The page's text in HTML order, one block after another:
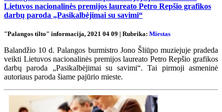
Lietuvos nacionalinės premijos laureato Petro Repšio grafikos
darbų paroda „Pasikalbėjimai su savimi“
"Palangos tilto" informacija, 2021 04 09 | Rubrika: Miestas
Balandžio 10 d. Palangos burmistro Jono Šliūpo muziejuje pradeda
veikti Lietuvos nacionalinės premijos laureato Petro Repšio grafikos
darbų paroda „Pasikalbėjimai su savimi“. Tai pirmoji asmeninė
autoriaus paroda šiame pajūrio mieste.